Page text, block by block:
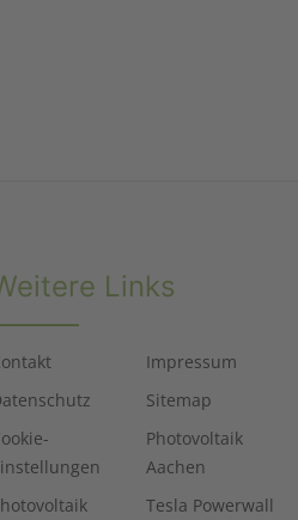
Links
Impressum
Sitemap
Photovoltaik
Aachen
Tesla Powerwall